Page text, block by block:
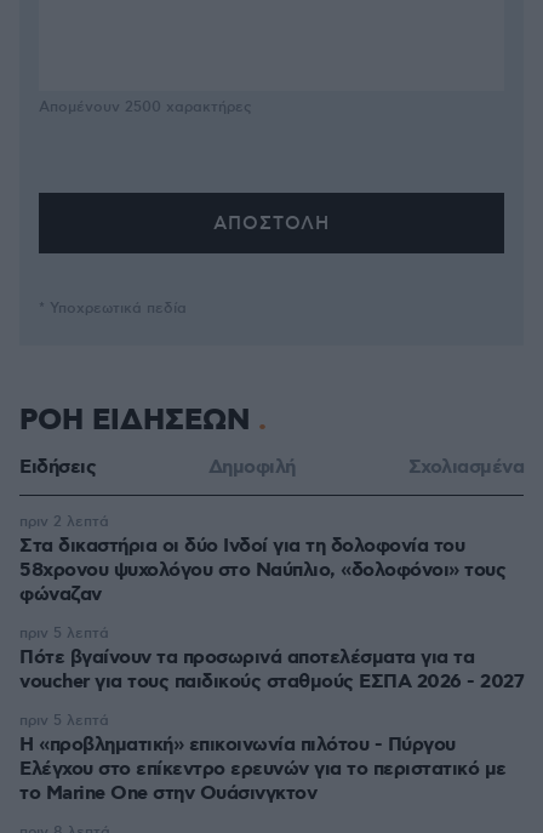
Απομένουν 2500 χαρακτήρες
* Υποχρεωτικά πεδία
ΡΟΗ ΕΙΔΗΣΕΩΝ
Ειδήσεις Δημοφιλή Σχολιασμένα
Στα δικαστήρια οι δύο Ινδοί για τη δολοφονία του
58χρονου ψυχολόγου στο Ναύπλιο, «δολοφόνοι» τους
φώναζαν
πριν 2 λεπτά
Πότε βγαίνουν τα προσωρινά αποτελέσματα για τα
voucher για τους παιδικούς σταθμούς ΕΣΠΑ 2026 - 2027
πριν 5 λεπτά
Η «προβληματική» επικοινωνία πιλότου - Πύργου
Ελέγχου στο επίκεντρο ερευνών για το περιστατικό με
το Marine One στην Ουάσινγκτον
πριν 5 λεπτά